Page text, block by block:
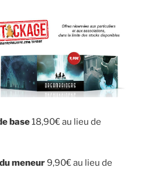
base18,90€ au lieu de
meneur9,90€ au lieu de